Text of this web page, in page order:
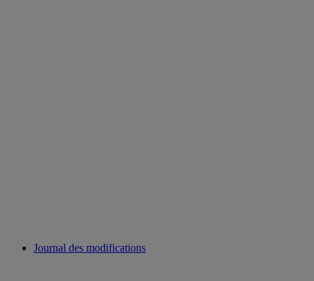
Journal des modifications